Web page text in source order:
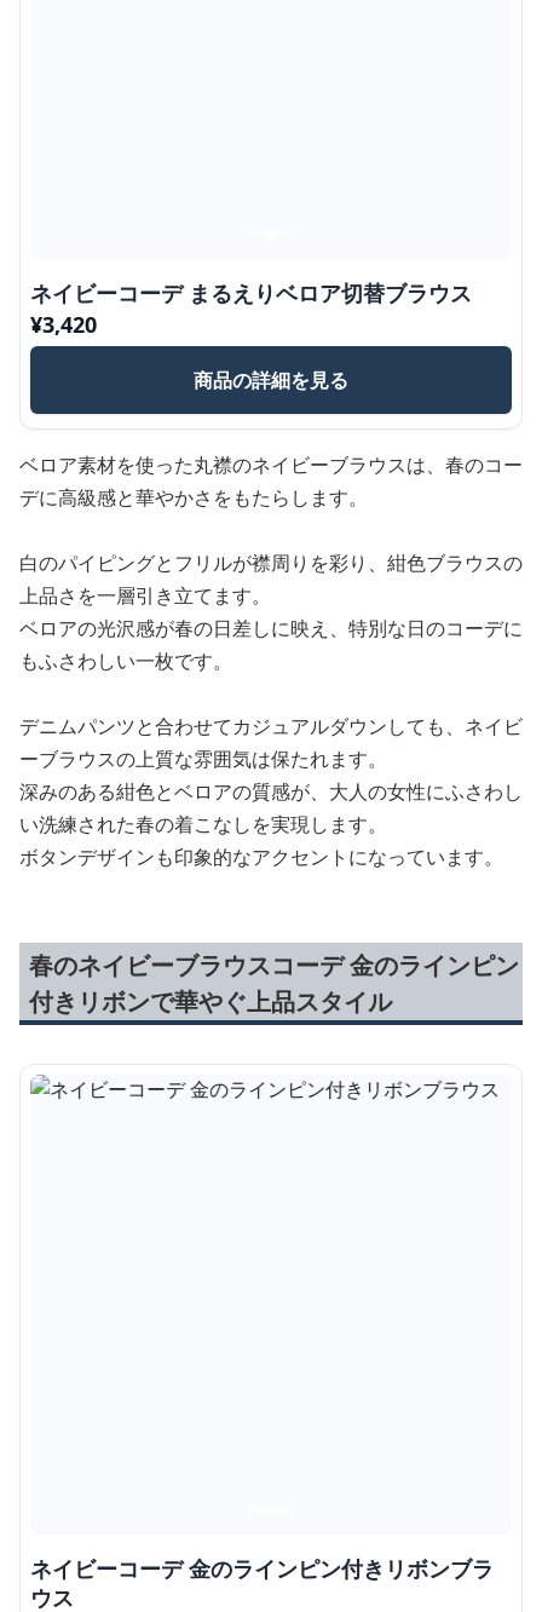
ネイビーコーデ まるえりベロア切替ブラウス
¥3,420
商品の詳細を見る
ベロア素材を使った丸襟のネイビーブラウスは、春のコー
デに高級感と華やかさをもたらします。
白のパイピングとフリルが襟周りを彩り、紺色ブラウスの
上品さを一層引き立てます。
ベロアの光沢感が春の日差しに映え、特別な日のコーデに
もふさわしい一枚です。
デニムパンツと合わせてカジュアルダウンしても、ネイビ
ーブラウスの上質な雰囲気は保たれます。
深みのある紺色とベロアの質感が、大人の女性にふさわし
い洗練された春の着こなしを実現します。
ボタンデザインも印象的なアクセントになっています。
春のネイビーブラウスコーデ 金のラインピン
付きリボンで華やぐ上品スタイル
ネイビーコーデ 金のラインピン付きリボンブラ
ウス